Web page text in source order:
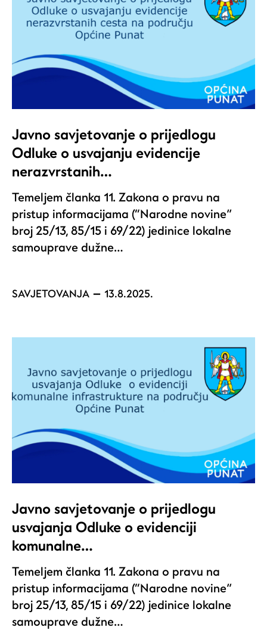
Javno savjetovanje o prijedlogu
Odluke o usvajanju evidencije
nerazvrstanih…
Temeljem članka 11. Zakona o pravu na
pristup informacijama (“Narodne novine”
broj 25/13, 85/15 i 69/22) jedinice lokalne
samouprave dužne…
SAVJETOVANJA 13.8.2025.
Javno savjetovanje o prijedlogu
usvajanja Odluke o evidenciji
komunalne…
Temeljem članka 11. Zakona o pravu na
pristup informacijama (“Narodne novine”
broj 25/13, 85/15 i 69/22) jedinice lokalne
samouprave dužne…